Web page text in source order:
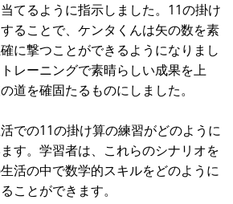
てるように指示しました。11の掛け
ることで、ケンタくんは矢の数を素
に撃つことができるようになりまし
レーニングで素晴らしい成果を上
道を確固たるものにしました。
での11の掛け算の練習がどのように
す。学習者は、これらのシナリオを
活の中で数学的スキルをどのように
ことができます。